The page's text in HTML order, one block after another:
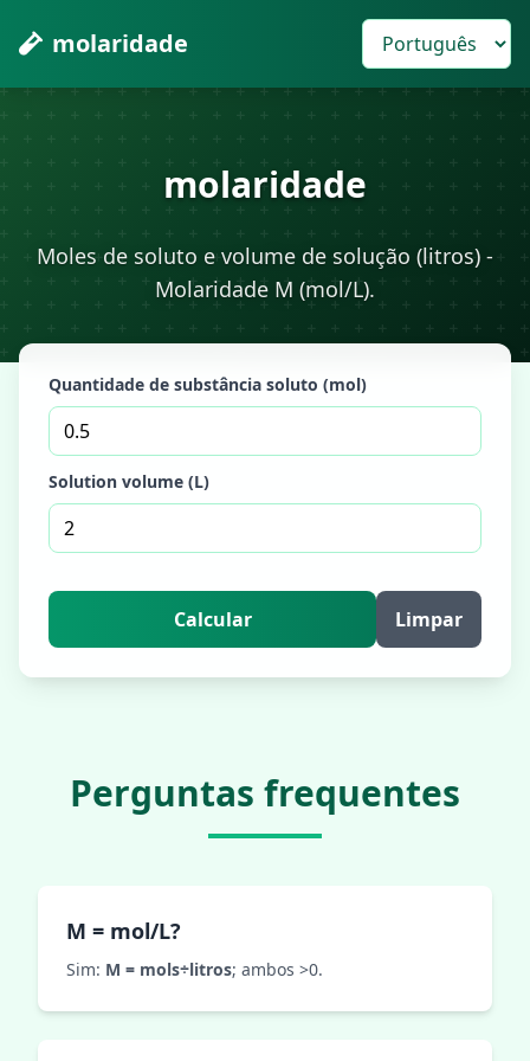
molaridade
molaridade
Moles de soluto e volume de solução (litros) -
Molaridade M (mol/L).
Quantidade de substância soluto (mol)
Solution volume (L)
Calcular Limpar
Perguntas frequentes
M = mol/L?
Sim: M = mols÷litros; ambos >0.